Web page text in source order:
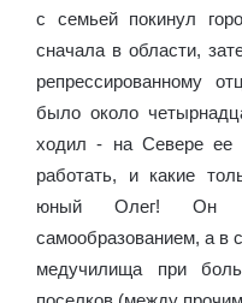
с семьей покинул
сначала в области,
репрессированному
было около
ходил - на Севере ее
работать, и какие
юный Олег! Он
самообразованием, а в
медучилища при